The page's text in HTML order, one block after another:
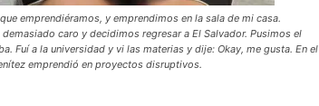
emprendiéramos, y emprendimos en la sala de mi casa.
caro y decidimos regresar a El Salvador. Pusimos el
Fuí a la universidad y vi las materias y dije: Okay, me gusta. En el
emprendió en proyectos disruptivos.